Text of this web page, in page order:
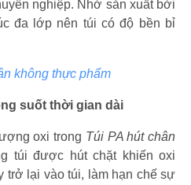
nghiệp. Nhờ sản xuất bời
đa lớp nên túi có độ bền bỉ
không thực phẩm
suốt thời gian dài
oxi trong Túi PA hút chân
túi được hút chặt khiến oxi
trở lại vào túi, làm hạn chế sự